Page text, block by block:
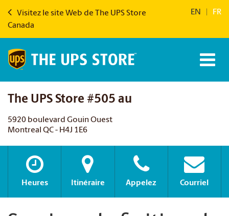
Visitez le site Web de The UPS Store
Canada
EN FR
The UPS Store #505 au
5920 boulevard Gouin Ouest
Montreal QC - H4J 1E6
Heures Itinéraire Appelez Courriel